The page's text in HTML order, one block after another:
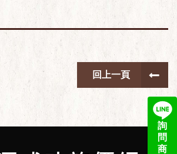
詢
問
商
回上一頁